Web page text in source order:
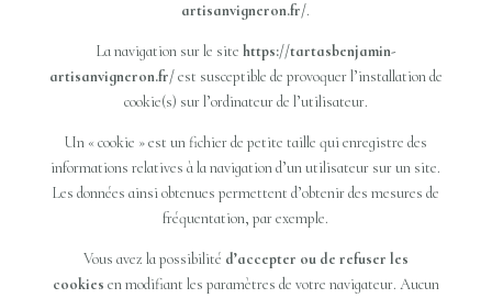
artisanvigneron.fr/.
La navigation sur le site https://tartasbenjamin-
artisanvigneron.fr/est susceptible de provoquer l’installation de
cookie(s) sur l’ordinateur de l’utilisateur.
Un « cookie » est un fichier de petite taille qui enregistre des
informations relatives à la navigation d’un utilisateur sur un site.
Les données ainsi obtenues permettent d’obtenir des mesures de
fréquentation, par exemple.
Vous avez la possibilité d’accepter ou de refuser les
cookies en modifiant les paramètres de votre navigateur. Aucun